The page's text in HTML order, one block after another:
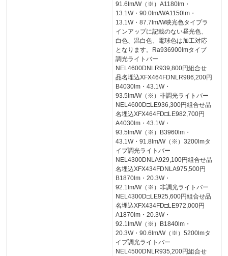
91.6lm/W（※）A1180lm・
13.1W・90.0lm/WA1150lm・
13.1W・87.7lm/W映光色タイプラ
インアップに記載のない昼光色、
白色、温白色、電球色は加工対応
となります。Ra936900lmタイプ
調光ライトバー
NEL4600DNLR939,800円組合せ
品名埋込XFX464FDNLR986,200円
B4030lm・43.1W・
93.5lm/W（※）非調光ライトバー
NEL4600D□LE936,300円組合せ品
名埋込XFX464FD□LE982,700円
A4030lm・43.1W・
93.5lm/W（※）B3960lm・
43.1W・91.8lm/W（※）3200lmタ
イプ調光ライトバー
NEL4300DNLA929,100円組合せ品
名埋込XFX434FDNLA975,500円
B1870lm・20.3W・
92.1lm/W（※）非調光ライトバー
NEL4300D□LE925,600円組合せ品
名埋込XFX434FD□LE972,000円
A1870lm・20.3W・
92.1lm/W（※）B1840lm・
20.3W・90.6lm/W（※）5200lmタ
イプ調光ライトバー
NEL4500DNLR935,200円組合せ